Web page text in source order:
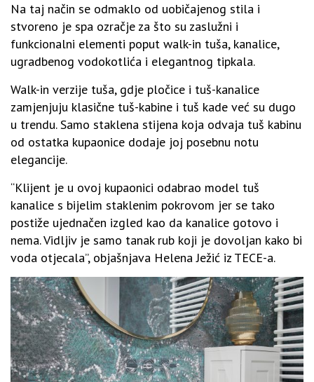
Na taj način se odmaklo od uobičajenog stila i
stvoreno je spa ozračje za što su zaslužni i
funkcionalni elementi poput walk-in tuša, kanalice,
ugradbenog vodokotlića i elegantnog tipkala.
Walk-in verzije tuša, gdje pločice i tuš-kanalice
zamjenjuju klasične tuš-kabine i tuš kade već su dugo
u trendu. Samo staklena stijena koja odvaja tuš kabinu
od ostatka kupaonice dodaje joj posebnu notu
elegancije.
“Klijent je u ovoj kupaonici odabrao model tuš
kanalice s bijelim staklenim pokrovom jer se tako
postiže ujednačen izgled kao da kanalice gotovo i
nema. Vidljiv je samo tanak rub koji je dovoljan kako bi
voda otjecala”, objašnjava Helena Ježić iz TECE-a.